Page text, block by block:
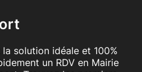
solution idéale et 100%
un RDV en Mairie